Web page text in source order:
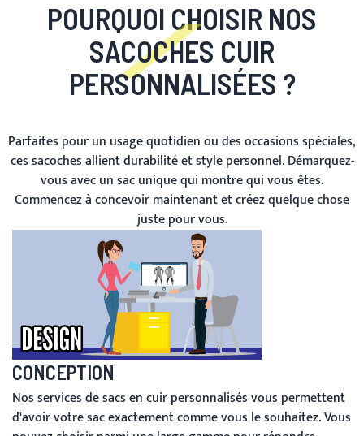
POURQUOI CHOISIR NOS
SACOCHES CUIR
PERSONNALISÉES ?
Parfaites pour un usage quotidien ou des occasions spéciales,
ces sacoches allient durabilité et style personnel. Démarquez-
vous avec un sac unique qui montre qui vous êtes.
Commencez à concevoir maintenant et créez quelque chose
juste pour vous.
CONCEPTION
Nos services de sacs en cuir personnalisés vous permettent
d'avoir votre sac exactement comme vous le souhaitez. Vous